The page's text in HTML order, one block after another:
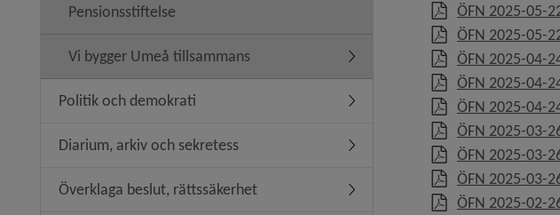
Pensionsstiftelse
Vi bygger Umeå tillsammans Undermeny för Vi bygger Umeå
Politik och demokrati Undermeny för Politik och demokrati
Diarium, arkiv och sekretess Undermeny för Diarium, arkiv och
Överklaga beslut, rättssäkerhet Undermeny för Överklaga beslut,
ÖFN 2025-05-
ÖFN 2025-05-
ÖFN 2025-04-
ÖFN 2025-04-
ÖFN 2025-04-
ÖFN 2025-03-
ÖFN 2025-03-
ÖFN 2025-03-
ÖFN 2025-02-